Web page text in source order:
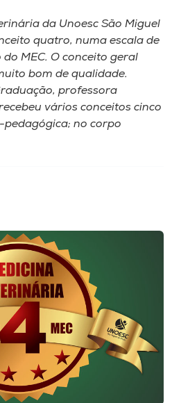
da Unoesc São Miguel
quatro, numa escala de
MEC. O conceito geral
bom de qualidade.
professora
vários conceitos cinco
no corpo